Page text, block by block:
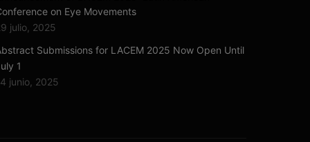
on Eye Movements
julio, 2025
Submissions for LACEM 2025 Now Open Until
1
junio, 2025